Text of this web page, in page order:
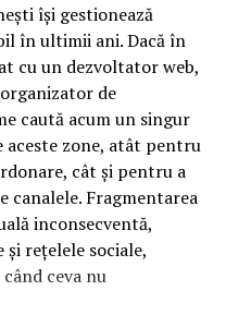
își gestionează
în ultimii ani. Dacă în
cu un dezvoltator web,
de
caută acum un singur
aceste zone, atât pentru
cât și pentru a
canalele. Fragmentarea
inconsecventă,
rețelele sociale,
ceva nu